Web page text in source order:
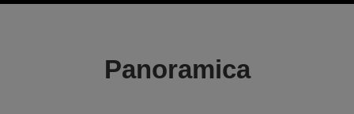
Panoramica